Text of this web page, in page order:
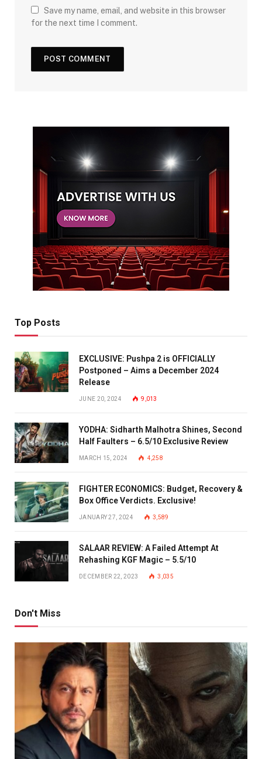
Save my name, email, and website in this browser
for the next time I comment.
Top Posts
EXCLUSIVE: Pushpa 2 is OFFICIALLY
Postponed – Aims a December 2024
Release
JUNE 20, 2024 9,013
YODHA: Sidharth Malhotra Shines, Second
Half Faulters – 6.5/10 Exclusive Review
MARCH 15, 2024 4,258
FIGHTER ECONOMICS: Budget, Recovery &
Box Office Verdicts. Exclusive!
JANUARY 27, 2024 3,589
SALAAR REVIEW: A Failed Attempt At
Rehashing KGF Magic – 5.5/10
DECEMBER 22, 2023 3,035
Don't Miss